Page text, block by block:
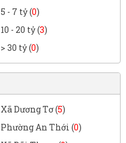
5 - 7 tỷ (0)
10 - 20 tỷ (3)
> 30 tỷ (0)
Xã Dương Tơ (5)
Phường An Thới (0)